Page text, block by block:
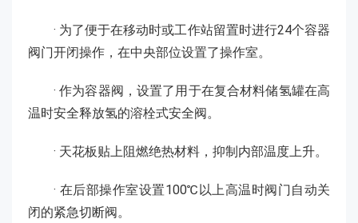
· 为了便于在移动时或工作站留置时进行24个容器
阀门开闭操作，在中央部位设置了操作室。
· 作为容器阀，设置了用于在复合材料储氢罐在高
温时安全释放氢的溶栓式安全阀。
· 天花板贴上阻燃绝热材料，抑制内部温度上升。
· 在后部操作室设置100℃以上高温时阀门自动关
闭的紧急切断阀。